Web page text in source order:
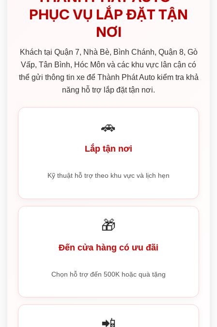
PHỤC VỤ LẮP ĐẶT TẬN
NƠI
Khách tại Quận 7, Nhà Bè, Bình Chánh, Quận 8, Gò
Vấp, Tân Bình, Hóc Môn và các khu vực lân cận có
thể gửi thông tin xe để Thành Phát Auto kiểm tra khả
năng hỗ trợ lắp đặt tận nơi.
🚗
Lắp tận nơi
Kỹ thuật hỗ trợ theo khu vực và lịch hẹn
🎁
Đến cửa hàng có ưu đãi
Chọn hỗ trợ đến 500K hoặc quà tặng